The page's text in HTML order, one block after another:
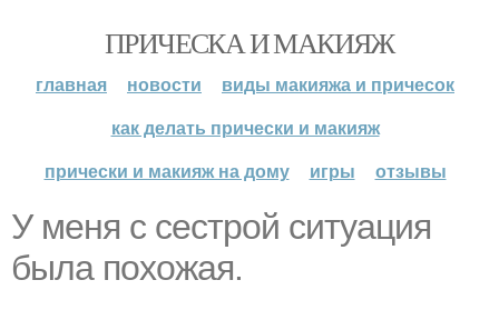
ПРИЧЕСКА И МАКИЯЖ
главная новости
виды макияжа и причесок
как делать прически и макияж
прически и макияж на дому
игры отзывы
У меня с сестрой ситуация
была похожая.